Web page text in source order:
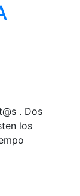
. Dos
los